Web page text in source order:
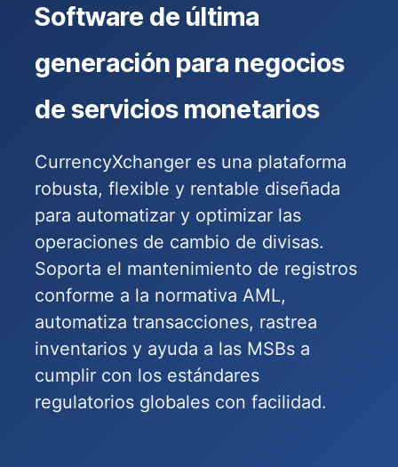
Software de última
generación para negocios
de servicios monetarios
CurrencyXchanger es una plataforma
robusta, flexible y rentable diseñada
para automatizar y optimizar las
operaciones de cambio de divisas.
Soporta el mantenimiento de registros
conforme a la normativa AML,
automatiza transacciones, rastrea
inventarios y ayuda a las MSBs a
cumplir con los estándares
regulatorios globales con facilidad.